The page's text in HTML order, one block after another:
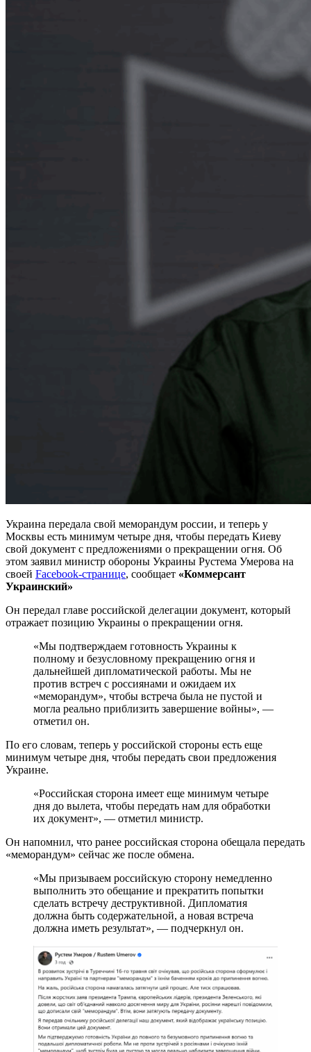
Украина передала свой меморандум россии, и теперь у
Москвы есть минимум четыре дня, чтобы передать Киеву
свой документ с предложениями о прекращении огня. Об
этом заявил министр обороны Украины Рустема Умерова на
своей Facebook-странице, сообщает «Коммерсант
Украинский»
Он передал главе российской делегации документ, который
отражает позицию Украины о прекращении огня.
«Мы подтверждаем готовность Украины к
полному и безусловному прекращению огня и
дальнейшей дипломатической работы. Мы не
против встреч с россиянами и ожидаем их
«меморандум», чтобы встреча была не пустой и
могла реально приблизить завершение войны», —
отметил он.
По его словам, теперь у российской стороны есть еще
минимум четыре дня, чтобы передать свои предложения
Украине.
«Российская сторона имеет еще минимум четыре
дня до вылета, чтобы передать нам для обработки
их документ», — отметил министр.
Он напомнил, что ранее российская сторона обещала передать
«меморандум» сейчас же после обмена.
«Мы призываем российскую сторону немедленно
выполнить это обещание и прекратить попытки
сделать встречу деструктивной. Дипломатия
должна быть содержательной, а новая встреча
должна иметь результат», — подчеркнул он.